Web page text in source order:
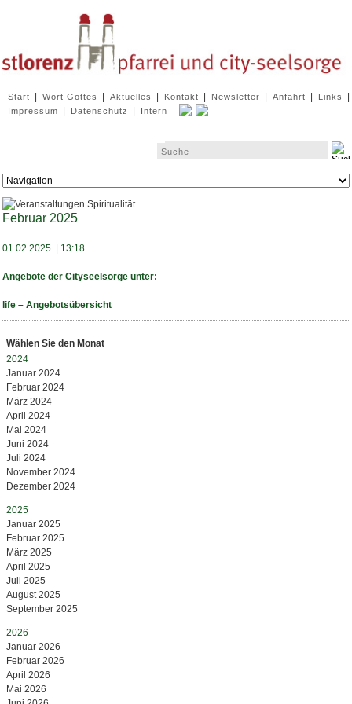
überspringen
Start Wort Gottes Aktuelles Kontakt Newsletter Anfahrt Links
Impressum Datenschutz Intern
Zielseite
Februar 2025
01.02.2025 | 13:18
Angebote der Cityseelsorge unter:
life – Angebotsübersicht
Wählen Sie den Monat
2024
Januar 2024
Februar 2024
März 2024
April 2024
Mai 2024
Juni 2024
Juli 2024
November 2024
Dezember 2024
2025
Januar 2025
Februar 2025
März 2025
April 2025
Juli 2025
August 2025
September 2025
2026
Januar 2026
Februar 2026
April 2026
Mai 2026